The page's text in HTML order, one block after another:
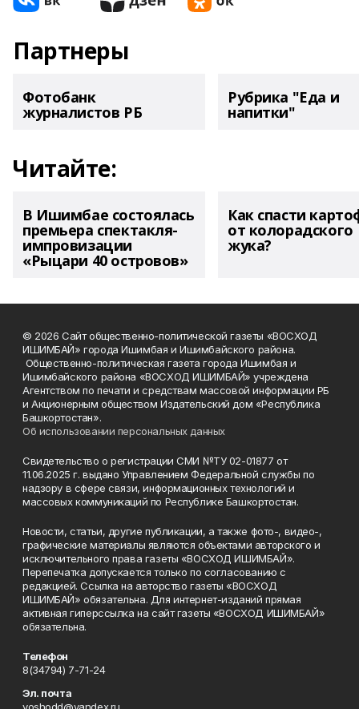
Партнеры
Фотобанк
журналистов РБ
Рубрика "Еда и
напитки"
Читайте:
В Ишимбае состоялась
премьера спектакля-
импровизации
«Рыцари 40 островов»
Как спасти
от колорадского
жука?
© 2026 Сайт общественно-политической газеты «ВОСХОД
ИШИМБАЙ» города Ишимбая и Ишимбайского района.
Общественно-политическая газета города Ишимбая и
Ишимбайского района «ВОСХОД ИШИМБАЙ» учреждена
Агентством по печати и средствам массовой информации РБ
и Акционерным обществом Издательский дом «Республика
Башкортостан».
Об использовании персональных данных
Свидетельство о регистрации СМИ №ТУ 02-01877 от
11.06.2025 г. выдано Управлением Федеральной службы по
надзору в сфере связи, информационных технологий и
массовых коммуникаций по Республике Башкортостан.
Новости, статьи, другие публикации, а также фото-, видео-,
графические материалы являются объектами авторского и
исключительного права газеты «ВОСХОД ИШИМБАЙ».
Перепечатка допускается только по согласованию с
редакцией. Ссылка на авторство газеты «ВОСХОД
ИШИМБАЙ» обязательна. Для интернет-изданий прямая
активная гиперссылка на сайт газеты «ВОСХОД ИШИМБАЙ»
обязательна.
Телефон
8(34794) 7-71-24
Эл. почта